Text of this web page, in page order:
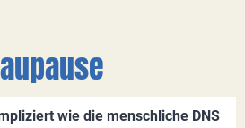
wie die menschliche DNS